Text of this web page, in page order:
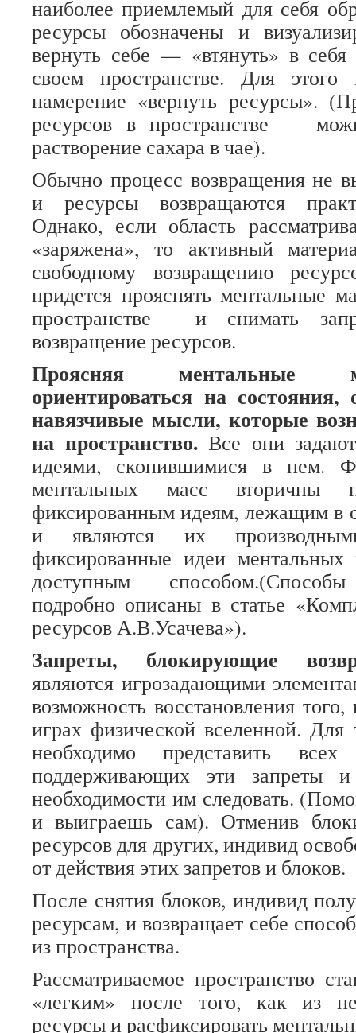
наиболее приемлемый для себя
ресурсы обозначены и
вернуть себе — «втянуть» в
своем пространстве. Для этого
намерение «вернуть ресурсы».
ресурсов в пространстве
растворение сахара в чае).
Обычно процесс возвращения не
и ресурсы возвращаются
Однако, если область
«заряжена», то активный
свободному возвращению
придется прояснять ментальные
пространстве и снимать
возвращение ресурсов.
Проясняя ментальные
ориентироваться на
навязчивые мысли, которые
на пространство.Все они
идеями, скопившимися в нем.
ментальных масс
фиксированным идеям, лежащим в
и являются их
фиксированные идеи
доступным
подробно описаны в статье
ресурсов А.В.Усачева»).
Запреты, блокирующие
являются игрозадающими
возможность восстановления того,
играх физической вселенной. Для
необходимо представить
поддерживающих эти запреты
необходимости им следовать.
и выиграешь сам). Отменив
ресурсов для других, индивид
от действия этих запретов и блоков.
После снятия блоков, индивид
ресурсам, и возвращает себе
из пространства.
Рассматриваемое пространство
«легким» после того, как из
ресурсы и расфиксировать